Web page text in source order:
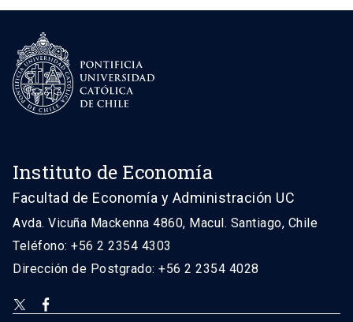
Instituto de Economía
Facultad de Economía y Administración UC
Avda. Vicuña Mackenna 4860, Macul. Santiago, Chile
Teléfono: +56 2 2354 4303
Dirección de Postgrado: +56 2 2354 4028